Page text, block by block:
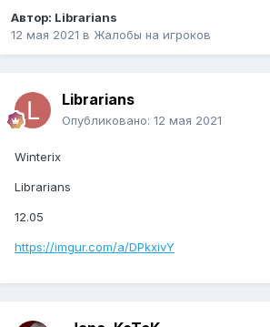
Автор: Librarians
12 мая 2021 в Жалобы на игроков
Librarians
Опубликовано: 12 мая 2021
Winterix
Librarians
12.05
https://imgur.com/a/DPkxivY